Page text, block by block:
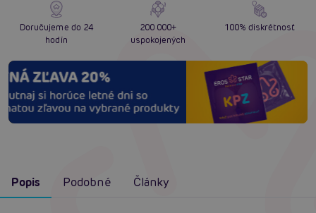
Doručujeme do 24
hodín
200 000+
uspokojených
100% diskrétnosť
Popis Podobné Články